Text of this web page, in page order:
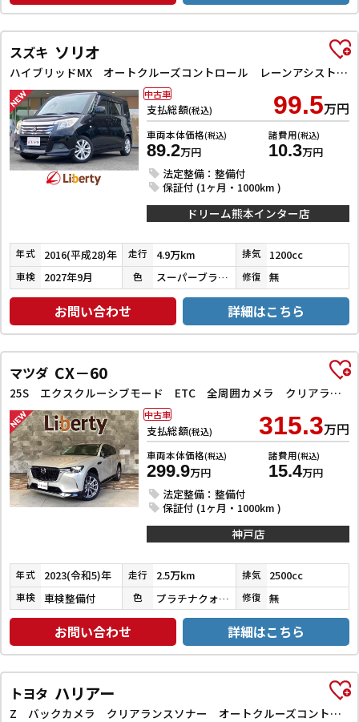
スズキ ソリオ
ハイブリッドMX オートクルーズコントロール レーンアシスト 衝突被害軽減システム 両側スライド・片側電動 スマートキー アイドリングストップ 電動格納ミラー シートヒーター ウォークスルー CVT アルミホイール
支払総額(税込) 99.5万円
車両本体価格(税込)
89.2万円
諸費用(税込)
10.3万円
法定整備：整備付
保証付 (1ヶ月・1000km )
中古車
ドリーム熊本インター店
年式 2016(平成28)年 走行 4.9万km 排気 1200cc
車検 2027年9月 色 スーパーブラックパール 修復 無
お問い合わせ 詳細はこちら
マツダ CX－60
25S エクスクルーシブモード ETC 全周囲カメラ クリアランスソナー オートクルーズコントロール レーンアシスト パワーシート 衝突被害軽減システム サンルーフ TV オートマチックハイビーム オートライト 電動リアゲート
支払総額(税込) 315.3万円
車両本体価格(税込)
299.9万円
諸費用(税込)
15.4万円
法定整備：整備付
保証付 (1ヶ月・1000km )
中古車
神戸店
年式 2023(令和5)年 走行 2.5万km 排気 2500cc
車検 車検整備付 色 プラチナクォーツメタリック 修復 無
お問い合わせ 詳細はこちら
トヨタ ハリアー
Z バックカメラ クリアランスソナー オートクルーズコントロール レーンアシスト パワーシート 衝突被害軽減システム ナビ TV オートマチックハイビーム オートライト LEDヘッドランプ 電動リアゲート